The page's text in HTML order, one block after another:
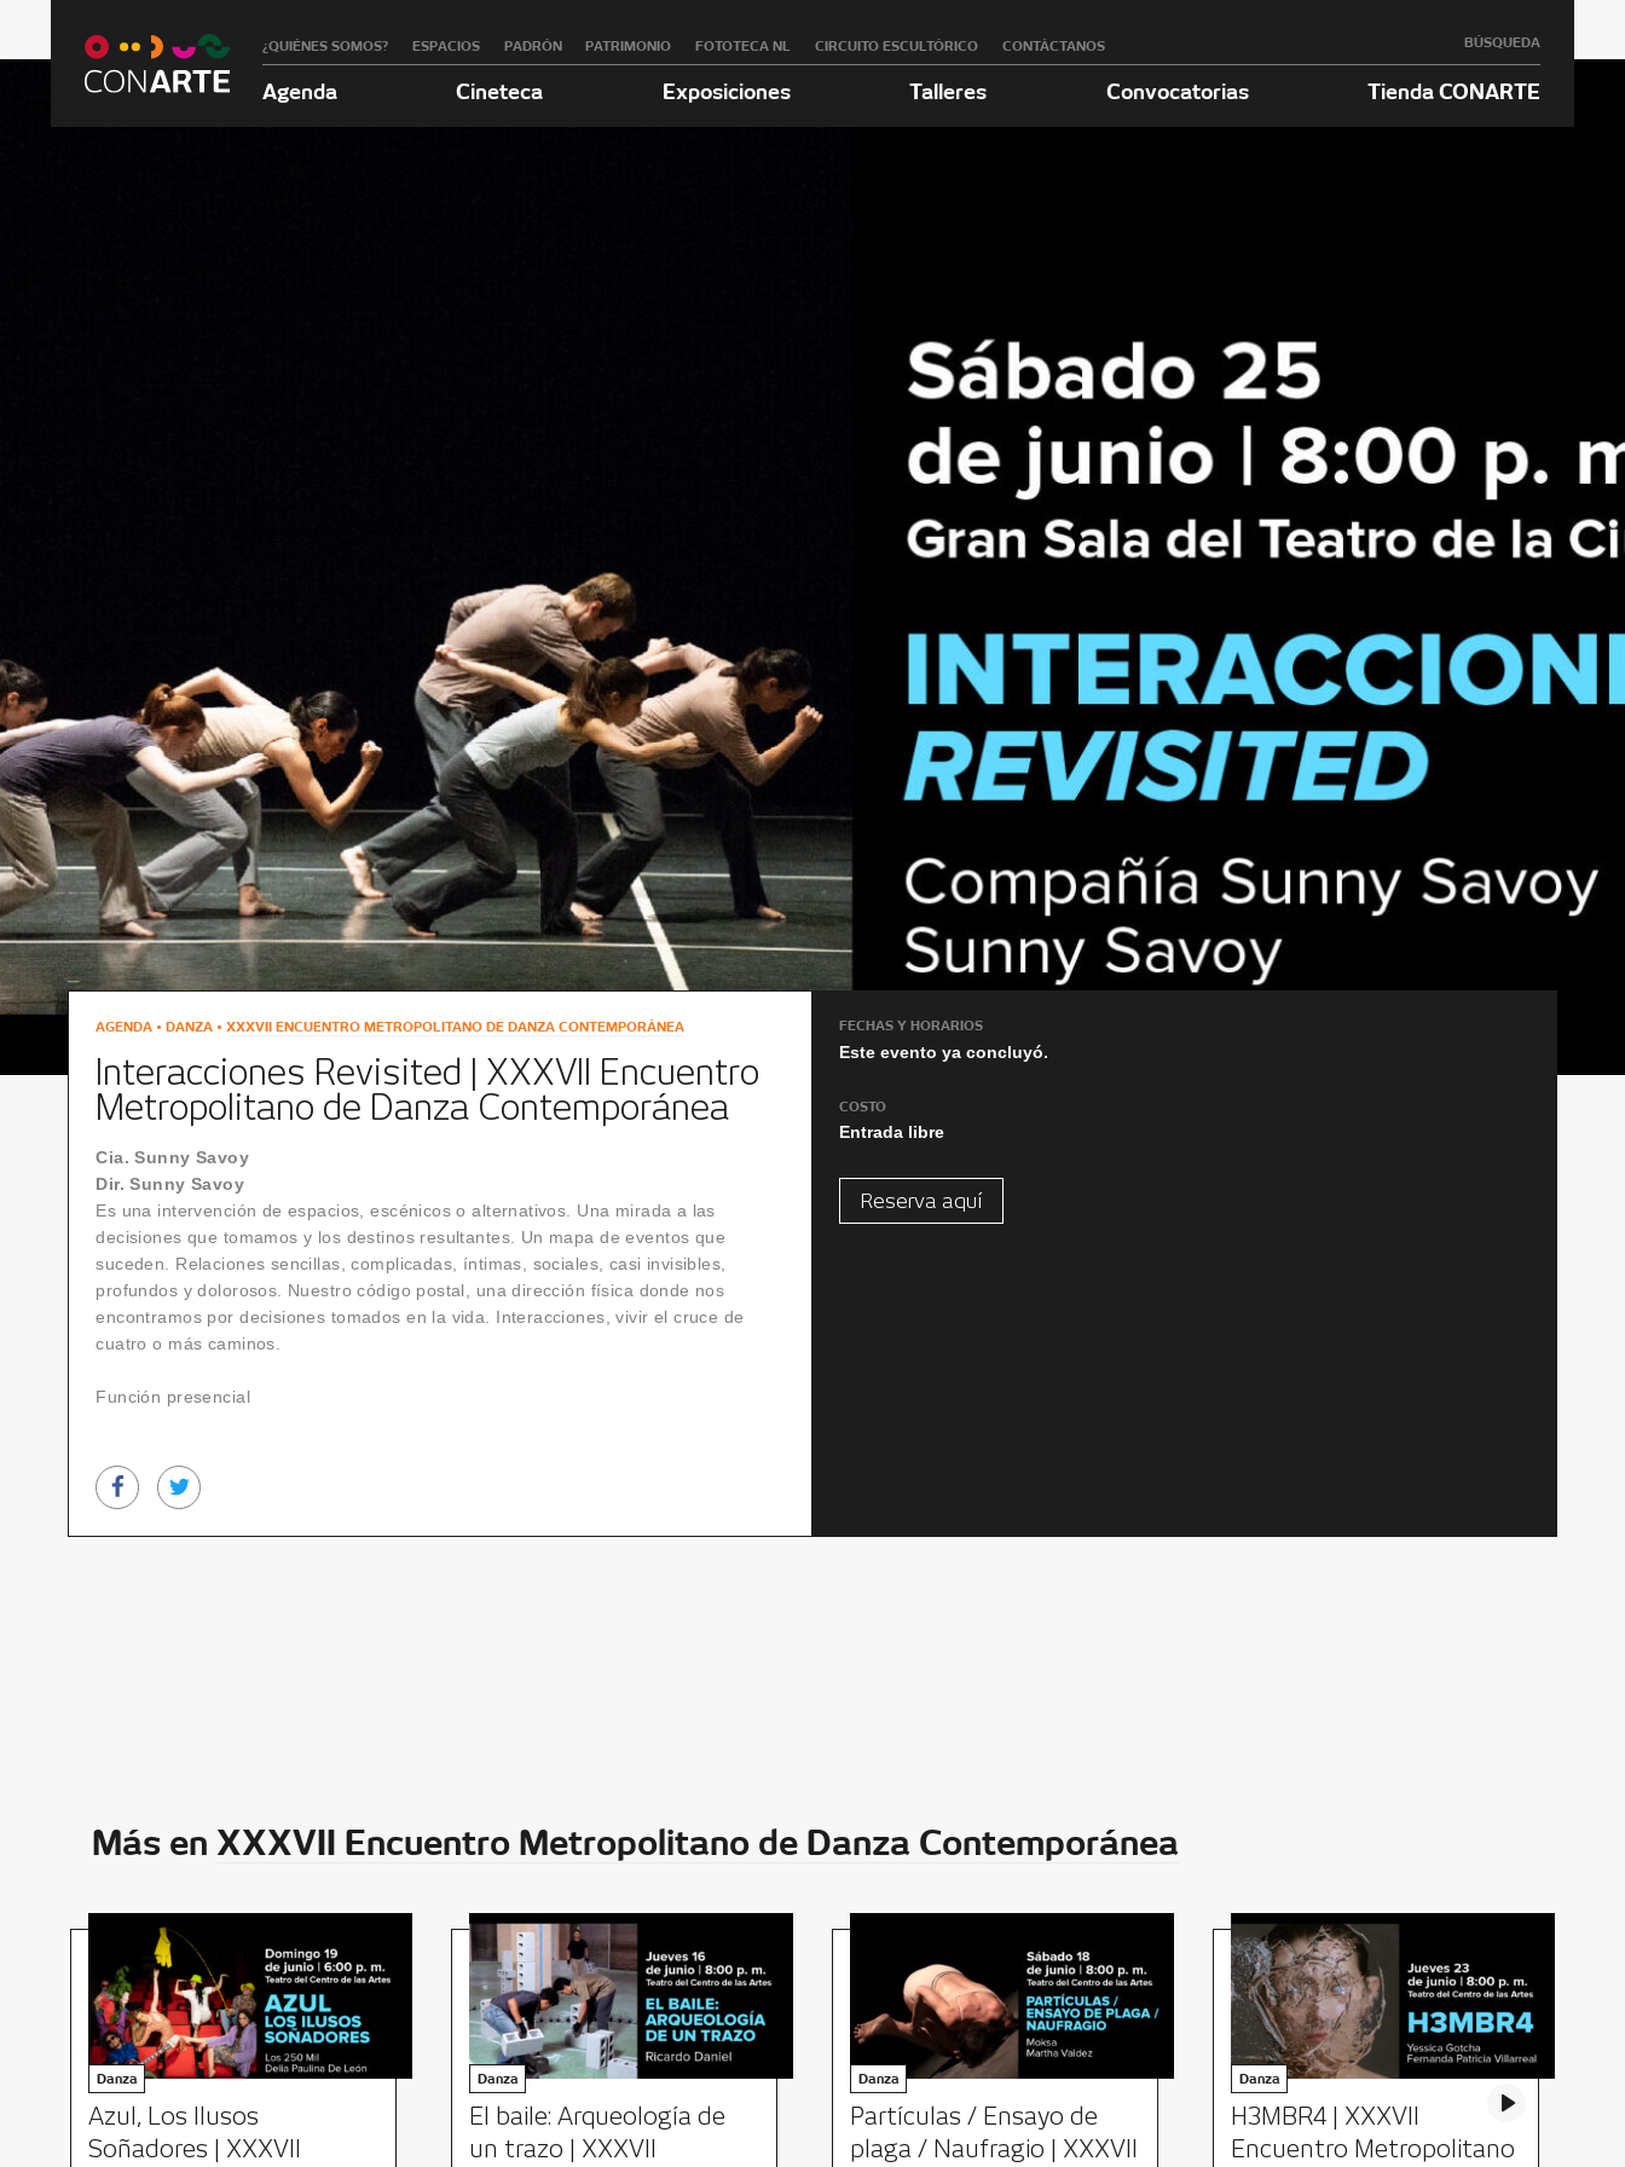
¿QUIÉNES SOMOS? ESPACIOS PADRÓN PATRIMONIO FOTOTECA NL CIRCUITO ESCULTÓRICO CONTÁCTANOS BÚSQUEDA
Agenda Cineteca Exposiciones Talleres Convocatorias Tienda CONARTE
AGENDA • DANZA •XXXVII ENCUENTRO METROPOLITANO DE DANZA CONTEMPORÁNEA
Interacciones Revisited | XXXVII Encuentro
Metropolitano de Danza Contemporánea
Cia. Sunny Savoy
Dir. Sunny Savoy
Es una intervención de espacios, escénicos o alternativos. Una mirada a las
decisiones que tomamos y los destinos resultantes. Un mapa de eventos que
suceden. Relaciones sencillas, complicadas, íntimas, sociales, casi invisibles,
profundos y dolorosos. Nuestro código postal, una dirección física donde nos
encontramos por decisiones tomados en la vida. Interacciones, vivir el cruce de
cuatro o más caminos.
Función presencial
FECHAS Y HORARIOS
Este evento ya concluyó.
COSTO
Entrada libre
Reserva aquí
Más en XXXVII Encuentro Metropolitano de Danza Contemporánea
Danza
Azul, Los Ilusos
Soñadores | XXXVII
Danza
El baile: Arqueología de
un trazo | XXXVII
Danza
Partículas / Ensayo de
plaga / Naufragio | XXXVII
Danza
H3MBR4 | XXXVII
Encuentro Metropolitano